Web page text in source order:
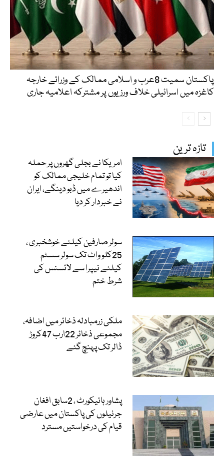
تازہ ترین
امریکا نے بجلی گھروں پر حملہ
کیا تو تمام خلیجی ممالک کو
اندھیرے میں ڈبو دینگے، ایران
نے خبردار کر دیا
سولر صارفین کیلئے خوشخبری ،
25کلو واٹ تک سولر سسٹم
کیلئے نیپرا سے لائسنس کی
شرط ختم
ملکی زرمبادلہ ذخائر میں اضافہ،
مجموعی ذخائر 22ارب 47کروڑ
ڈالر تک پہنچ گئے
پشاور ہائیکورٹ ، 2سابق افغان
جرنیلوں کی پاکستان میں عارضی
قیام کی درخواستیں مسترد
پاکستان سمیت 8عرب و اسلامی ممالک کے وزرائے خارجہ
کاغزہ میں اسرائیلی خلاف ورزیوں پر مشترکہ اعلامیہ جاری